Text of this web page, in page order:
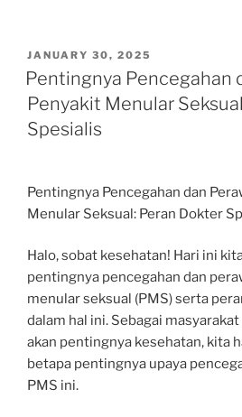
POSTED
ON
JANUARY 30, 2025
Pentingnya Pencegahan
Penyakit Menular
Spesialis
Pentingnya Pencegahan dan
Menular Seksual: Peran Dokter
Halo, sobat kesehatan! Hari ini
pentingnya pencegahan dan
menular seksual (PMS) serta
dalam hal ini. Sebagai
akan pentingnya kesehatan, kita
betapa pentingnya upaya
PMS ini.